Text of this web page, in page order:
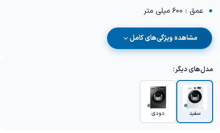
عمق : 600 میلی متر
مشاهده ویژگی‌های کامل
مدل‌های دیگر:
سفید دودی